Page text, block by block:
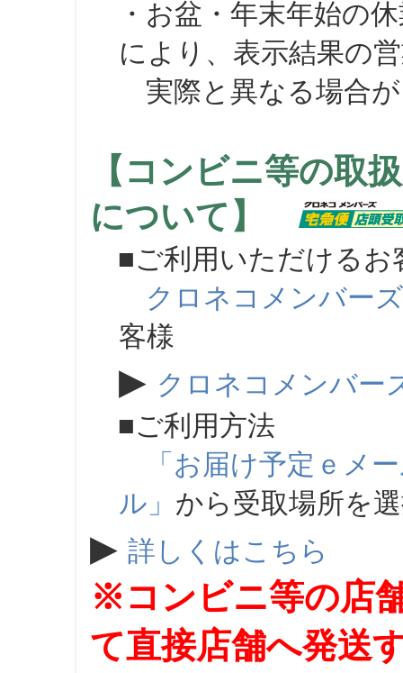
・お盆・年末年始の
により、表示結果の
実際と異なる場合が
【コンビニ等の取
について】
■ご利用いただけるお
クロネコメンバーズ
客様
▶ クロネコメンバー
■ご利用方法
「お届け予定ｅメ
ル」 から受取場所を
▶ 詳しくはこちら
※コンビニ等の店
て直接店舗へ発送